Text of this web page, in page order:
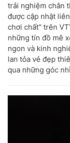
trải nghiệm chân
được cập nhật
chơi chất" trên
những tín đồ mê
ngon và kinh
lan tỏa vẻ đẹp
qua những góc